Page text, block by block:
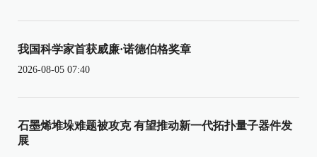
我国科学家首获威廉·诺德伯格奖章
2026-08-05 07:40
石墨烯堆垛难题被攻克 有望推动新一代拓扑量子器件发
展